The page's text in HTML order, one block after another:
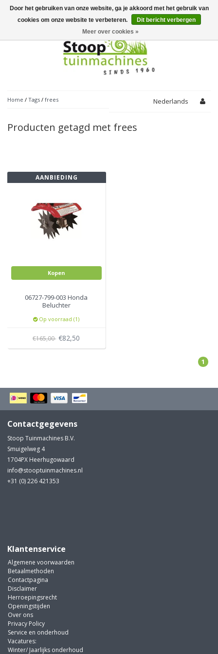
Toggle
navigation
Home / Tags / frees Nederlands
Producten getagd met frees
AANBIEDING
Kopen
06727-799-003 Honda
Beluchter
Op voorraad (1)
€165,00 €82,50
1
Contactgegevens
Stoop Tuinmachines B.V.
Smuigelweg 4
1704PX Heerhugowaard
info@stooptuinmachines.nl
+31 (0) 226 421353
Klantenservice
Algemene voorwaarden
Betaalmethoden
Contactpagina
Disclaimer
Herroepingsrecht
Openingstijden
Over ons
Privacy Policy
Service en onderhoud
Vacatures:
Winter/ Jaarlijks onderhoud
Door het gebruiken van onze website, ga je akkoord met het gebruik van
cookies om onze website te verbeteren.
Dit bericht verbergen
Meer over cookies »